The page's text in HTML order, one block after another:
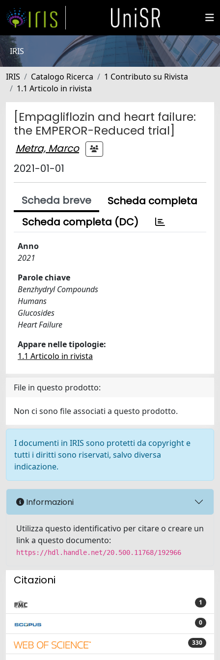
IRIS
IRIS Catalogo Ricerca
1 Contributo su Rivista
1.1 Articolo in rivista
[Empagliflozin and heart failure:
the EMPEROR-Reduced trial]
Metra, Marco
2021-01-01
Scheda breve
Scheda completa
Scheda completa (DC)
Anno
2021
Parole chiave
Benzhydryl Compounds
Humans
Glucosides
Heart Failure
Appare nelle tipologie:
1.1 Articolo in rivista
File in questo prodotto:
Non ci sono file associati a questo prodotto.
I documenti in IRIS sono protetti da copyright e
tutti i diritti sono riservati, salvo diversa
indicazione.
Informazioni
Utilizza questo identificativo per citare o creare un
link a questo documento:
https://hdl.handle.net/20.500.11768/192966
Citazioni
1
0
330